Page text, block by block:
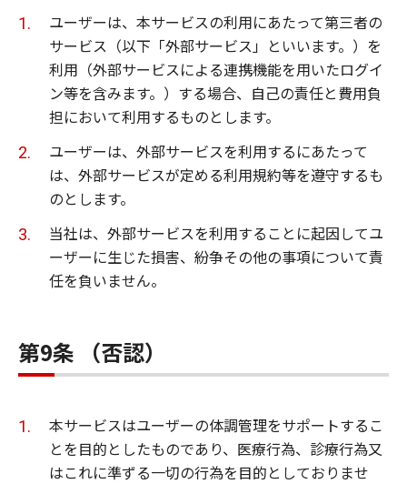
ユーザーは、本サービスの利用にあたって第三者の
サービス（以下「外部サービス」といいます。）を
利用（外部サービスによる連携機能を用いたログイ
ン等を含みます。）する場合、自己の責任と費用負
担において利用するものとします。
ユーザーは、外部サービスを利用するにあたって
は、外部サービスが定める利用規約等を遵守するも
のとします。
当社は、外部サービスを利用することに起因してユ
ーザーに生じた損害、紛争その他の事項について責
任を負いません。
第9条 （否認）
本サービスはユーザーの体調管理をサポートするこ
とを目的としたものであり、医療行為、診療行為又
はこれに準ずる一切の行為を目的としておりませ